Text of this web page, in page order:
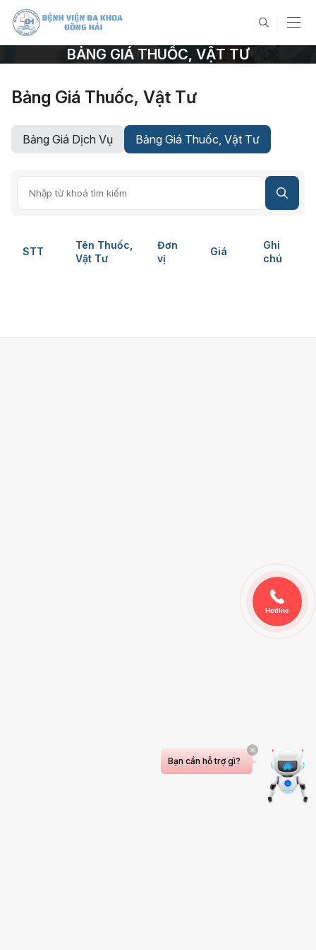
BẢNG GIÁ THUỐC, VẬT TƯ
Bảng Giá Thuốc, Vật Tư
Bảng Giá Dịch Vụ Bảng Giá Thuốc, Vật Tư
STT
Tên Thuốc,
Vật Tư
Đơn
vị
Giá
Ghi
chú
Hotline
Bạn cần hỗ trợ gì?